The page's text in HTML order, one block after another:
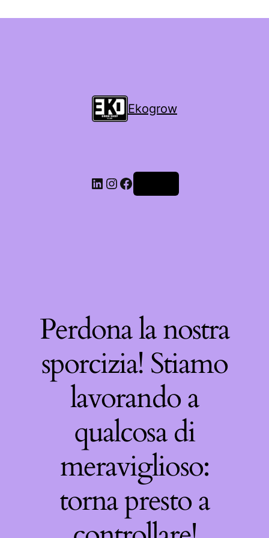
Ekogrow
Perdona la nostra
sporcizia! Stiamo
lavorando a
qualcosa di
meraviglioso:
torna presto a